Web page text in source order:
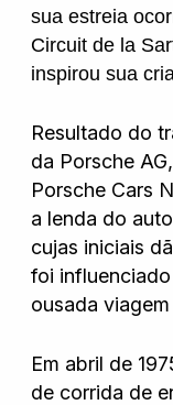
sua estreia
Circuit de la
inspirou sua
Resultado do
da Porsche
Porsche Cars
a lenda do
cujas iniciais
foi
ousada
Em abril de
de corrida de